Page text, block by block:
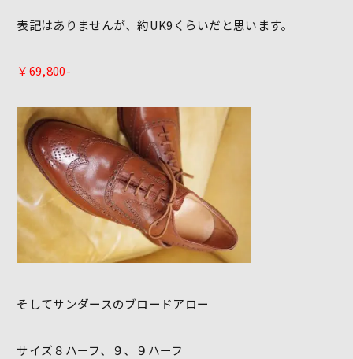
表記はありませんが、約UK9くらいだと思います。
￥69,800-
そしてサンダースのブロードアロー
サイズ８ハーフ、９、９ハーフ